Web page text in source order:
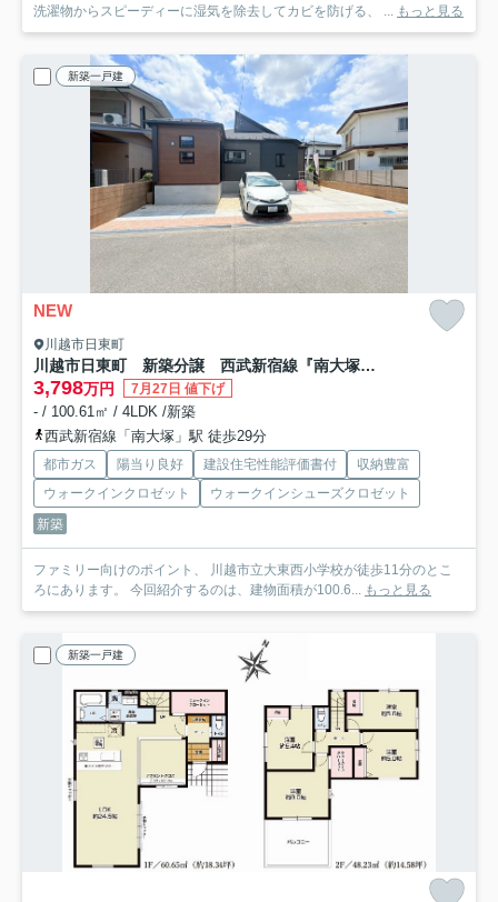
洗濯物からスピーディーに湿気を除去してカビを防げる、 ...
もっと見る
新築一戸建
NEW
川越市日東町
川越市日東町 新築分譲 西武新宿線『南大塚駅』徒歩29分 【大東西小学区】
3,798万円 7月27日 値下げ
- / 100.61㎡ / 4LDK /新築
西武新宿線「南大塚」駅 徒歩29分
都市ガス 陽当り良好 建設住宅性能評価書付
収納豊富
ウォークインクロゼット
ウォークインシューズクロゼット
新築
ファミリー向けのポイント、 川越市立大東西小学校が徒歩11分のとこ
ろにあります。 今回紹介するのは、建物面積が100.6... もっと見る
新築一戸建